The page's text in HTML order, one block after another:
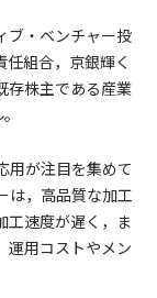
ブ・ベンチャー投
組合，京銀輝く
存株主である産業
用が注目を集めて
は，高品質な加工
工速度が遅く，ま
運用コストやメン